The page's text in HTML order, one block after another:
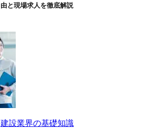
由と現場求人を徹底解説
建設業界の基礎知識